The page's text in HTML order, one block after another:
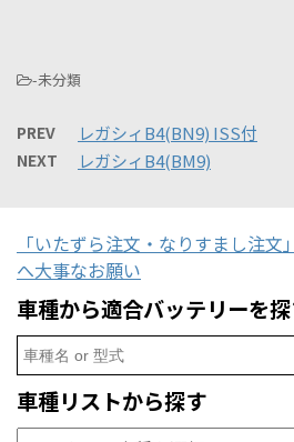
-未分類
PREV レガシィB4(BN9) ISS付
NEXT レガシィB4(BM9)
「いたずら注文・なりすまし注
へ大事なお願い
車種から適合バッテリーを
Search
for:
車種リストから探す